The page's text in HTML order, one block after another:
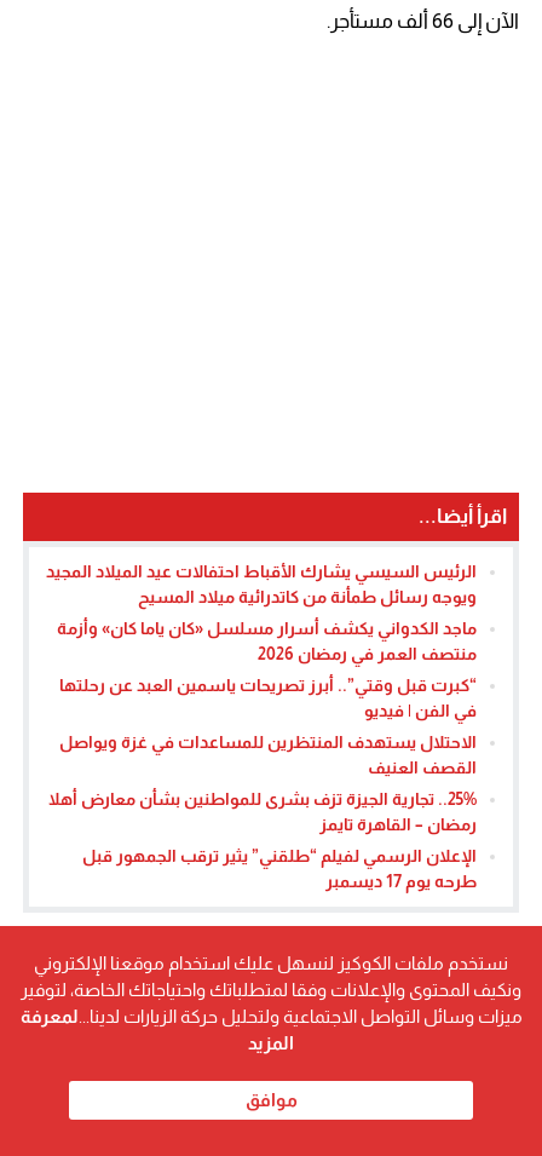
الآن إلى 66 ألف مستأجر.
اقرأ أيضا...
الرئيس السيسي يشارك الأقباط احتفالات عيد الميلاد المجيد
ويوجه رسائل طمأنة من كاتدرائية ميلاد المسيح
ماجد الكدواني يكشف أسرار مسلسل «كان ياما كان» وأزمة
منتصف العمر في رمضان 2026
“كبرت قبل وقتي”.. أبرز تصريحات ياسمين العبد عن رحلتها
في الفن | فيديو
الاحتلال يستهدف المنتظرين للمساعدات في غزة ويواصل
القصف العنيف
25%.. تجارية الجيزة تزف بشرى للمواطنين بشأن معارض أهلا
رمضان – القاهرة تايمز
الإعلان الرسمي لفيلم “طلقني” يثير ترقب الجمهور قبل
طرحه يوم 17 ديسمبر
نستخدم ملفات الكوكيز لنسهل عليك استخدام موقعنا الإلكتروني
ونكيف المحتوى والإعلانات وفقا لمتطلباتك واحتياجاتك الخاصة، لتوفير
ميزات وسائل التواصل الاجتماعية ولتحليل حركة الزيارات لدينا... لمعرفة
المزيد
موافق